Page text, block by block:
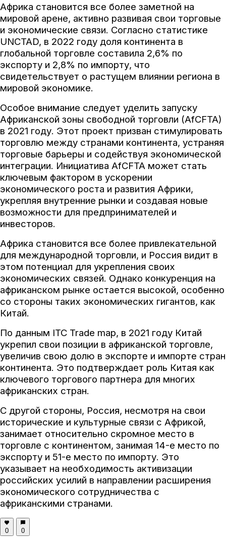
Африка становится все более заметной на
мировой арене, активно развивая свои торговые
и экономические связи. Согласно статистике
UNCTAD, в 2022 году доля континента в
глобальной торговле составила 2,6% по
экспорту и 2,8% по импорту, что
свидетельствует о растущем влиянии региона в
мировой экономике.
Особое внимание следует уделить запуску
Африканской зоны свободной торговли (AfCFTA)
в 2021 году. Этот проект призван стимулировать
торговлю между странами континента, устраняя
торговые барьеры и содействуя экономической
интеграции. Инициатива AfCFTA может стать
ключевым фактором в ускорении
экономического роста и развития Африки,
укрепляя внутренние рынки и создавая новые
возможности для предпринимателей и
инвесторов.
Африка становится все более привлекательной
для международной торговли, и Россия видит в
этом потенциал для укрепления своих
экономических связей. Однако конкуренция на
африканском рынке остается высокой, особенно
со стороны таких экономических гигантов, как
Китай.
По данным ITC Trade map, в 2021 году Китай
укрепил свои позиции в африканской торговле,
увеличив свою долю в экспорте и импорте стран
континента. Это подтверждает роль Китая как
ключевого торгового партнера для многих
африканских стран.
С другой стороны, Россия, несмотря на свои
исторические и культурные связи с Африкой,
занимает относительно скромное место в
торговле с континентом, занимая 14-е место по
экспорту и 51-е место по импорту. Это
указывает на необходимость активизации
российских усилий в направлении расширения
экономического сотрудничества с
африканскими странами.
0 0